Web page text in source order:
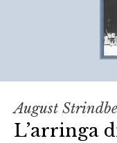
August
L’arringa